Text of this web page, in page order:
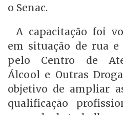
o Senac.
A capacitação foi
em situação de rua
pelo Centro de
Álcool e Outras
objetivo de ampliar
qualificação